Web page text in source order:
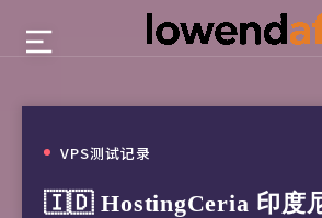
VPS测试记录
🇮🇩 HostingCeria 印度